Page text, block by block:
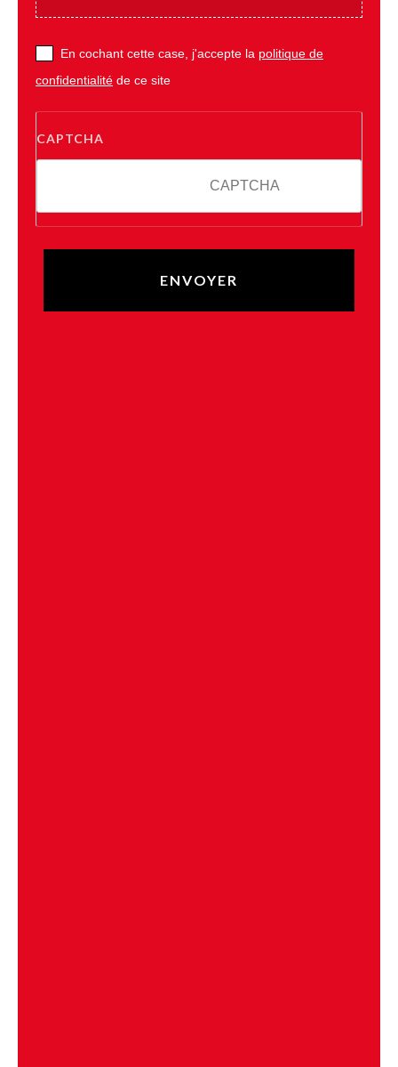
En cochant cette case, j'accepte la politique de
confidentialité de ce site
CAPTCHA